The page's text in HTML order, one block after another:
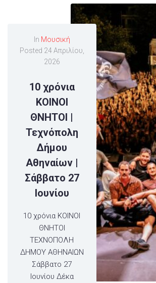
In Μουσική
Posted 24 Απριλίου,
2026
10 χρόνια
ΚΟΙΝΟΙ
ΘΝΗΤΟΙ |
Τεχνόπολη
Δήμου
Αθηναίων |
Σάββατο 27
Ιουνίου
10 χρόνια ΚΟΙΝΟΙ
ΘΝΗΤΟΙ
ΤΕΧΝΟΠΟΛΗ
ΔΗΜΟΥ ΑΘΗΝΑΙΩΝ
Σάββατο 27
Ιουνίου Δέκα